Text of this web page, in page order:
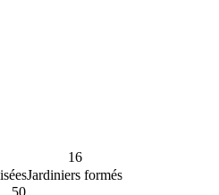
16
Jardiniers formés